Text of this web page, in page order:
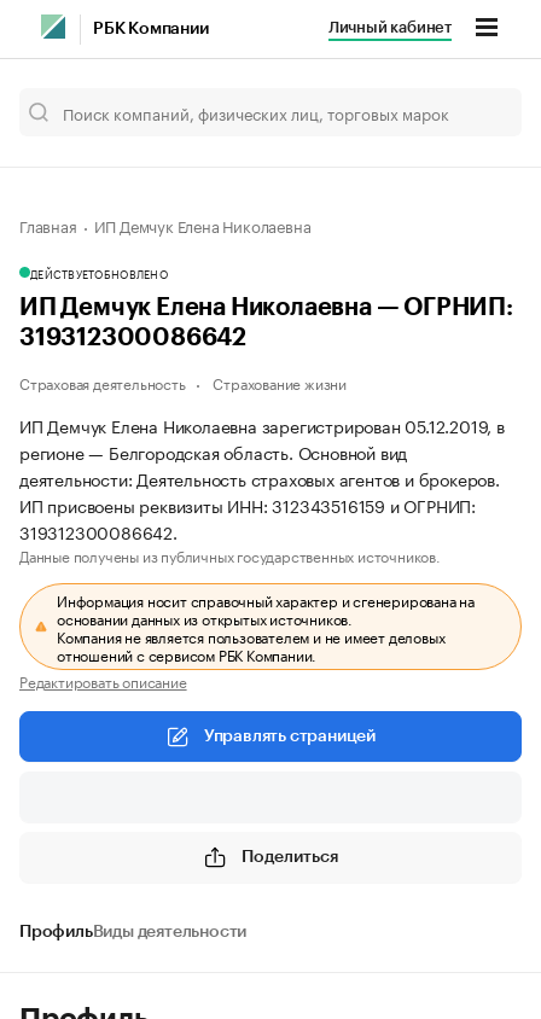
РБК Компании Личный кабинет
Главная ИП Демчук Елена Николаевна
ДЕЙСТВУЕТОБНОВЛЕНО
ИП Демчук Елена Николаевна — ОГРНИП:
319312300086642
Страховая деятельность Страхование жизни
ИП Демчук Елена Николаевна зарегистрирован 05.12.2019, в
регионе — Белгородская область. Основной вид
деятельности: Деятельность страховых агентов и брокеров.
ИП присвоены реквизиты ИНН: 312343516159 и ОГРНИП:
319312300086642.
Данные получены из публичных государственных источников.
Информация носит справочный характер и сгенерирована на
основании данных из открытых источников.
Компания не является пользователем и не имеет деловых
отношений с сервисом РБК Компании.
Редактировать описание
Управлять страницей
Поделиться
ПрофильВиды деятельности